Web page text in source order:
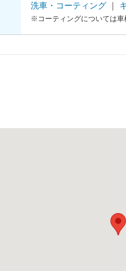
洗車・コーティング ｜
※コーティングについては車